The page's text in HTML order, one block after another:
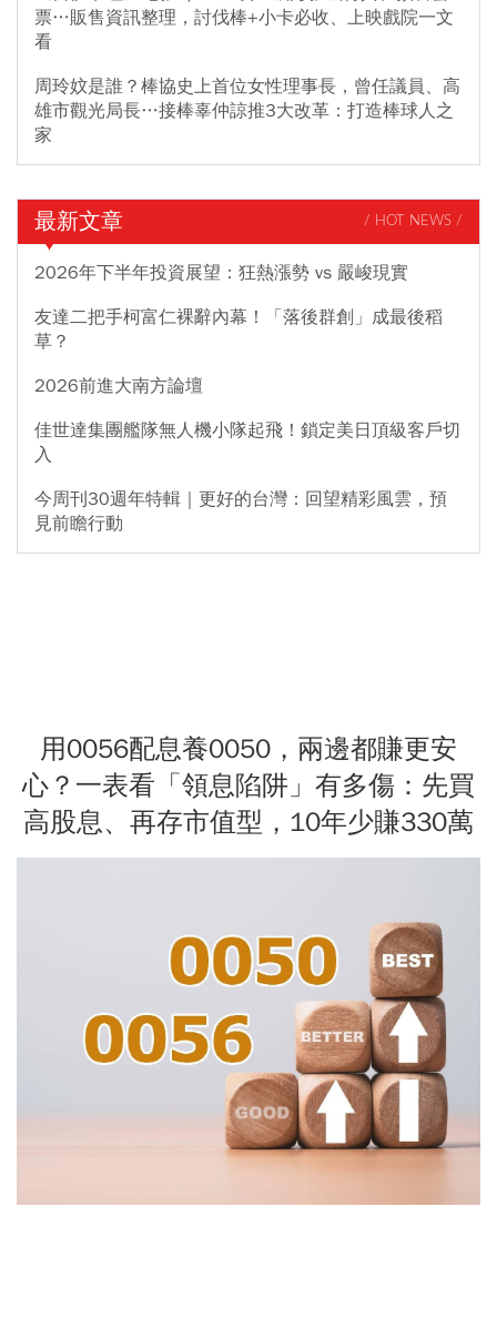
票…販售資訊整理，討伐棒+小卡必收、上映戲院一文
看
周玲妏是誰？棒協史上首位女性理事長，曾任議員、高
雄市觀光局長…接棒辜仲諒推3大改革：打造棒球人之
家
最新文章 / HOT NEWS /
2026年下半年投資展望：狂熱漲勢 vs 嚴峻現實
友達二把手柯富仁裸辭內幕！「落後群創」成最後稻
草？
2026前進大南方論壇
佳世達集團艦隊無人機小隊起飛！鎖定美日頂級客戶切
入
今周刊30週年特輯｜更好的台灣：回望精彩風雲，預
見前瞻行動
用0056配息養0050，兩邊都賺更安
心？一表看「領息陷阱」有多傷：先買
高股息、再存市值型，10年少賺330萬